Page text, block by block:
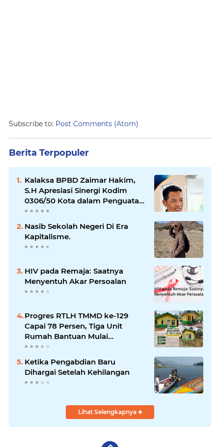
Subscribe to: Post Comments (Atom)
Berita Terpopuler
Kalaksa BPBD Zaimar Hakim,
S.H Apresiasi Sinergi Kodim
0306/50 Kota dalam Penguatan
Mitigasi dan Penanganan
Nasib Sekolah Negeri Di Era
Kapitalisme.
HIV pada Remaja: Saatnya
Menyentuh Akar Persoalan
Progres RTLH TMMD ke-129
Capai 78 Persen, Tiga Unit
Rumah Bantuan Mulai
Rampung
Ketika Pengabdian Baru
Dihargai Setelah Kehilangan
Lihat Selengkapnya